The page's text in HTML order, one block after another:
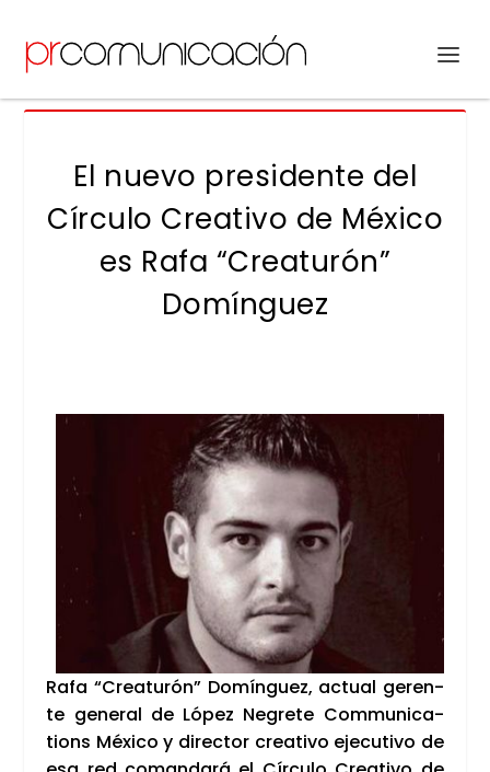
El nuevo presidente del
Círculo Creativo de México
es Rafa “Creaturón”
Domínguez
Rafa “Crea­tu­rón” Domín­guez, actual geren­
te gene­ral de López Negre­te Com­mu­ni­ca­
tions Méxi­co y direc­tor crea­ti­vo eje­cu­ti­vo de